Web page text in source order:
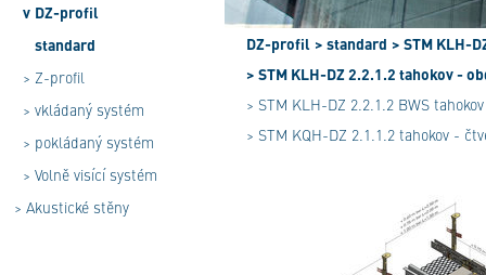
v DZ-profil
standard
> Z-profil
> vkládaný systém
> pokládaný systém
> Volně visící systém
> Akustické stěny
DZ-profil > standard > STM KLH-
> STM KLH-DZ 2.2.1.2 tahokov -
> STM KLH-DZ 2.2.1.2 BWS
> STM KQH-DZ 2.1.1.2 tahokov -